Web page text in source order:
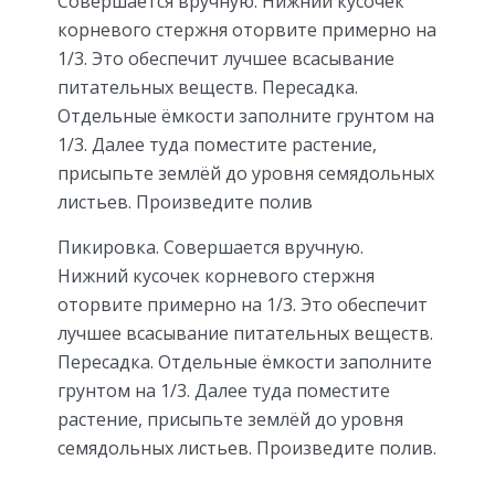
корневого стержня оторвите примерно на
1/3. Это обеспечит лучшее всасывание
питательных веществ. Пересадка.
Отдельные ёмкости заполните грунтом на
1/3. Далее туда поместите растение,
присыпьте землёй до уровня семядольных
листьев. Произведите полив
Пикировка. Совершается вручную.
Нижний кусочек корневого стержня
оторвите примерно на 1/3. Это обеспечит
лучшее всасывание питательных веществ.
Пересадка. Отдельные ёмкости заполните
грунтом на 1/3. Далее туда поместите
растение, присыпьте землёй до уровня
семядольных листьев. Произведите полив.